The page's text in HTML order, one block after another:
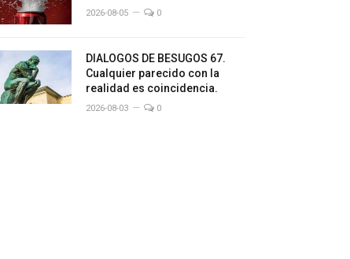
2026-08-05 0
DIALOGOS DE BESUGOS 67.
Cualquier parecido con la
realidad es coincidencia.
2026-08-03 0